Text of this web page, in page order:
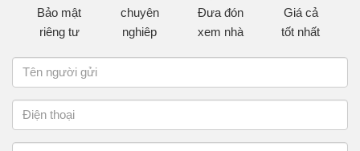
Bảo mật
riêng tư
chuyên
nghiêp
Đưa đón
xem nhà
Giá cả
tốt nhất